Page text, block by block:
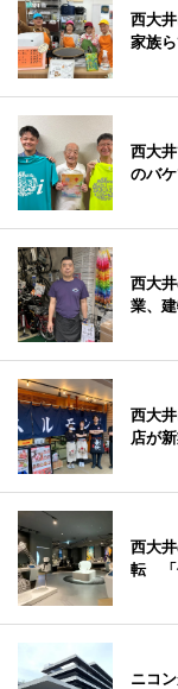
西大
家族
西大
のバ
西大
業、
西大
店が
西大
転 「
ニコ